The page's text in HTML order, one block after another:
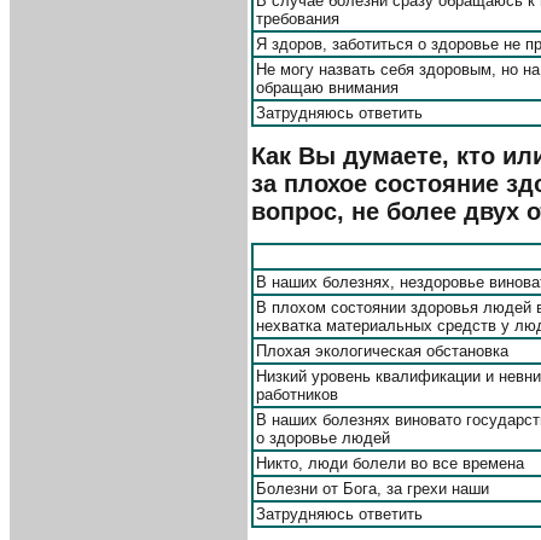
требования
Я здоров, заботиться о здоровье не
Не могу назвать себя здоровым, но
обращаю внимания
Затрудняюсь ответить
Как Вы думаете, кто
за плохое состояние
вопрос, не более двух
В наших болезнях, нездоровье
В плохом состоянии здоровья людей
нехватка материальных средств у
Плохая экологическая обстановка
Низкий уровень квалификации и
работников
В наших болезнях виновато
о здоровье людей
Никто, люди болели во все времена
Болезни от Бога, за грехи наши
Затрудняюсь ответить